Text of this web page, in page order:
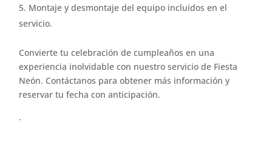
Montaje y desmontaje del equipo incluidos en el
servicio.
Convierte tu celebración de cumpleaños en una
experiencia inolvidable con nuestro servicio de Fiesta
Neón. Contáctanos para obtener más información y
reservar tu fecha con anticipación.
.